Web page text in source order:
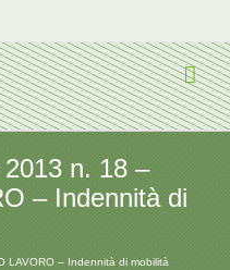
n. 18 –
– Indennità di
LAVORO – Indennità di mobilità